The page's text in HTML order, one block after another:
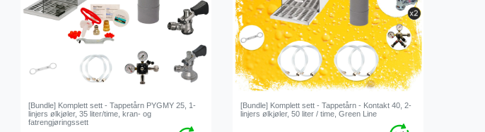
[Bundle] Komplett sett - Tappetårn PYGMY 25, 1-
linjers ølkjøler, 35 liter/time, kran- og
fatrengjøringssett
[Bundle] Komplett sett - Tappetårn - Kontakt 40, 2-
linjers ølkjøler, 50 liter / time, Green Line